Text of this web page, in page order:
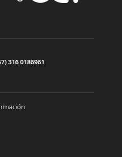
316 0186961